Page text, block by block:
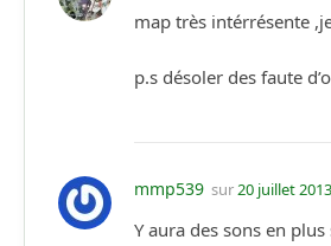
map très intérrésente
p.s désoler des faute
mmp539 sur20 juillet
Y aura des sons en